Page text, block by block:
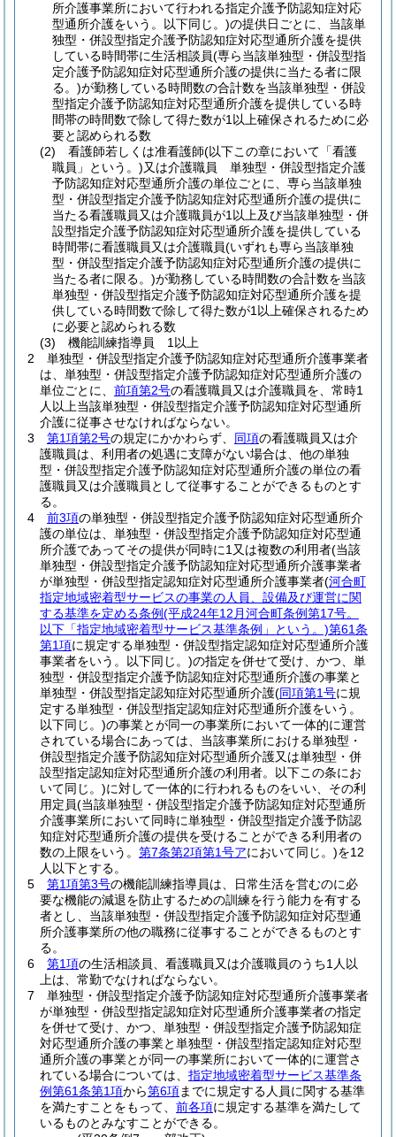
所介護事業所において行われる指定介護予防認知症対応
型通所介護をいう。以下同じ。)の提供日ごとに、当該単
独型・併設型指定介護予防認知症対応型通所介護を提供
している時間帯に生活相談員(専ら当該単独型・併設型指
定介護予防認知症対応型通所介護の提供に当たる者に限
る。)が勤務している時間数の合計数を当該単独型・併設
型指定介護予防認知症対応型通所介護を提供している時
間帯の時間数で除して得た数が1以上確保されるために必
要と認められる数
(2)
看護師若しくは准看護師(以下この章において「看護
職員」という。)又は介護職員 単独型・併設型指定介護
予防認知症対応型通所介護の単位ごとに、専ら当該単独
型・併設型指定介護予防認知症対応型通所介護の提供に
当たる看護職員又は介護職員が1以上及び当該単独型・併
設型指定介護予防認知症対応型通所介護を提供している
時間帯に看護職員又は介護職員(いずれも専ら当該単独
型・併設型指定介護予防認知症対応型通所介護の提供に
当たる者に限る。)が勤務している時間数の合計数を当該
単独型・併設型指定介護予防認知症対応型通所介護を提
供している時間数で除して得た数が1以上確保されるため
に必要と認められる数
(3)
機能訓練指導員 1以上
2
単独型・併設型指定介護予防認知症対応型通所介護事業者
は、単独型・併設型指定介護予防認知症対応型通所介護の
単位ごとに、 前項第2号の看護職員又は介護職員を、常時1
人以上当該単独型・併設型指定介護予防認知症対応型通所
介護に従事させなければならない。
3
第1項第2号の規定にかかわらず、 同項の看護職員又は介
護職員は、利用者の処遇に支障がない場合は、他の単独
型・併設型指定介護予防認知症対応型通所介護の単位の看
護職員又は介護職員として従事することができるものとす
る。
4
前3項の単独型・併設型指定介護予防認知症対応型通所介
護の単位は、単独型・併設型指定介護予防認知症対応型通
所介護であってその提供が同時に1又は複数の利用者(当該
単独型・併設型指定介護予防認知症対応型通所介護事業者
が単独型・併設型指定認知症対応型通所介護事業者(河合町
指定地域密着型サービスの事業の人員、設備及び運営に関
する基準を定める条例(平成24年12月河合町条例第17号。
以下「指定地域密着型サービス基準条例」という。)第61条
第1項に規定する単独型・併設型指定認知症対応型通所介護
事業者をいう。以下同じ。)の指定を併せて受け、かつ、単
独型・併設型指定介護予防認知症対応型通所介護の事業と
単独型・併設型指定認知症対応型通所介護(同項第1号に規
定する単独型・併設型指定認知症対応型通所介護をいう。
以下同じ。)の事業とが同一の事業所において一体的に運営
されている場合にあっては、当該事業所における単独型・
併設型指定介護予防認知症対応型通所介護又は単独型・併
設型指定認知症対応型通所介護の利用者。以下この条にお
いて同じ。)に対して一体的に行われるものをいい、その利
用定員(当該単独型・併設型指定介護予防認知症対応型通所
介護事業所において同時に単独型・併設型指定介護予防認
知症対応型通所介護の提供を受けることができる利用者の
数の上限をいう。 第7条第2項第1号アにおいて同じ。)を12
人以下とする。
5
第1項第3号の機能訓練指導員は、日常生活を営むのに必
要な機能の減退を防止するための訓練を行う能力を有する
者とし、当該単独型・併設型指定介護予防認知症対応型通
所介護事業所の他の職務に従事することができるものとす
る。
6
第1項の生活相談員、看護職員又は介護職員のうち1人以
上は、常勤でなければならない。
7
単独型・併設型指定介護予防認知症対応型通所介護事業者
が単独型・併設型指定認知症対応型通所介護事業者の指定
を併せて受け、かつ、単独型・併設型指定介護予防認知症
対応型通所介護の事業と単独型・併設型指定認知症対応型
通所介護の事業とが同一の事業所において一体的に運営さ
れている場合については、 指定地域密着型サービス基準条
例第61条第1項から第6項までに規定する人員に関する基準
を満たすことをもって、 前各項に規定する基準を満たして
いるものとみなすことができる。